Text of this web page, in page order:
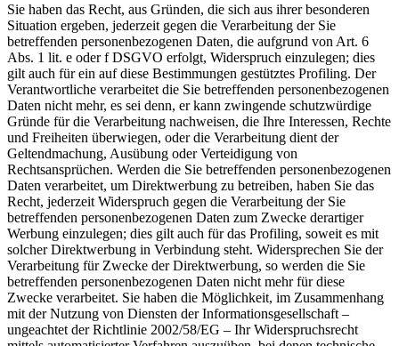
Sie haben das Recht, aus Gründen, die sich aus ihrer besonderen
Situation ergeben, jederzeit gegen die Verarbeitung der Sie
betreffenden personenbezogenen Daten, die aufgrund von Art. 6
Abs. 1 lit. e oder f DSGVO erfolgt, Widerspruch einzulegen; dies
gilt auch für ein auf diese Bestimmungen gestütztes Profiling. Der
Verantwortliche verarbeitet die Sie betreffenden personenbezogenen
Daten nicht mehr, es sei denn, er kann zwingende schutzwürdige
Gründe für die Verarbeitung nachweisen, die Ihre Interessen, Rechte
und Freiheiten überwiegen, oder die Verarbeitung dient der
Geltendmachung, Ausübung oder Verteidigung von
Rechtsansprüchen. Werden die Sie betreffenden personenbezogenen
Daten verarbeitet, um Direktwerbung zu betreiben, haben Sie das
Recht, jederzeit Widerspruch gegen die Verarbeitung der Sie
betreffenden personenbezogenen Daten zum Zwecke derartiger
Werbung einzulegen; dies gilt auch für das Profiling, soweit es mit
solcher Direktwerbung in Verbindung steht. Widersprechen Sie der
Verarbeitung für Zwecke der Direktwerbung, so werden die Sie
betreffenden personenbezogenen Daten nicht mehr für diese
Zwecke verarbeitet. Sie haben die Möglichkeit, im Zusammenhang
mit der Nutzung von Diensten der Informationsgesellschaft –
ungeachtet der Richtlinie 2002/58/EG – Ihr Widerspruchsrecht